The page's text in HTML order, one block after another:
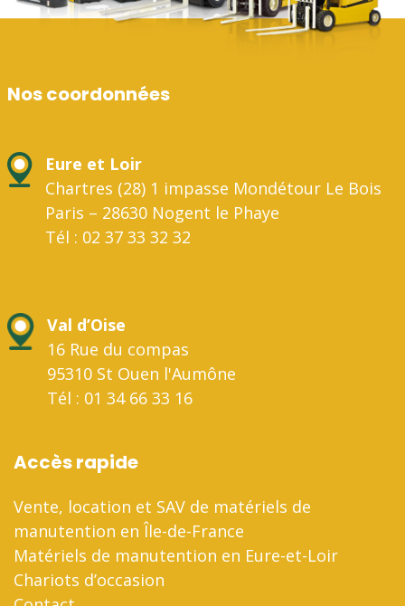
Nos coordonnées
Eure et Loir
Chartres (28) 1 impasse Mondétour Le Bois
Paris – 28630 Nogent le Phaye
Tél : 02 37 33 32 32
Val d’Oise
16 Rue du compas
95310 St Ouen l'Aumône
Tél : 01 34 66 33 16
Accès rapide
Vente, location et SAV de matériels de
manutention en Île-de-France
Matériels de manutention en Eure-et-Loir
Chariots d’occasion